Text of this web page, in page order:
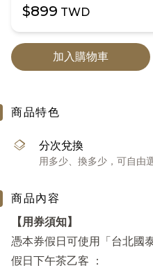
$899 TWD
加入購物車
商品特色
layers 分次兌換
用多少、換多少，可自由
商品內容
【用券須知】
憑本券假日可使用「台北國
假日下午茶乙客 ：